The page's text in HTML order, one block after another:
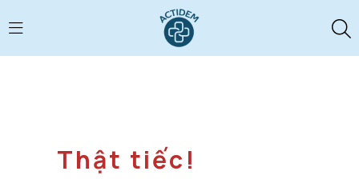
Thật tiếc!